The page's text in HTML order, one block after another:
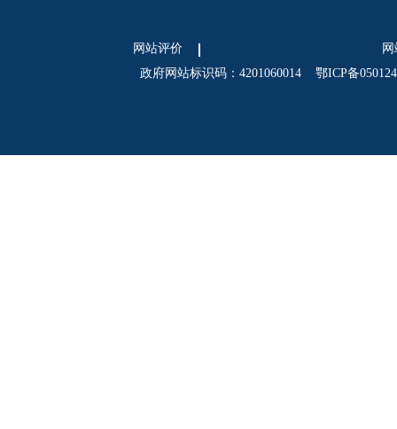
网站评价
政府网站标识码：4201060014 鄂ICP备